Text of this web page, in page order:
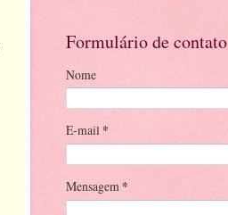
Formulário de contato
Nome
E-mail *
Mensagem *